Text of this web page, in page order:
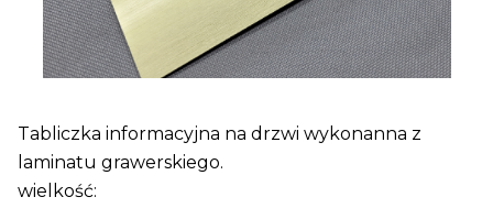
Tabliczka informacyjna na drzwi wykonanna z
laminatu grawerskiego.
wielkość: